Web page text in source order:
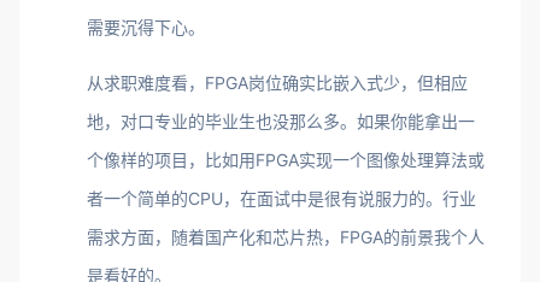
需要沉得下心。
从求职难度看，FPGA岗位确实比嵌入式少，但相应
地，对口专业的毕业生也没那么多。如果你能拿出一
个像样的项目，比如用FPGA实现一个图像处理算法或
者一个简单的CPU，在面试中是很有说服力的。行业
需求方面，随着国产化和芯片热，FPGA的前景我个人
是看好的。